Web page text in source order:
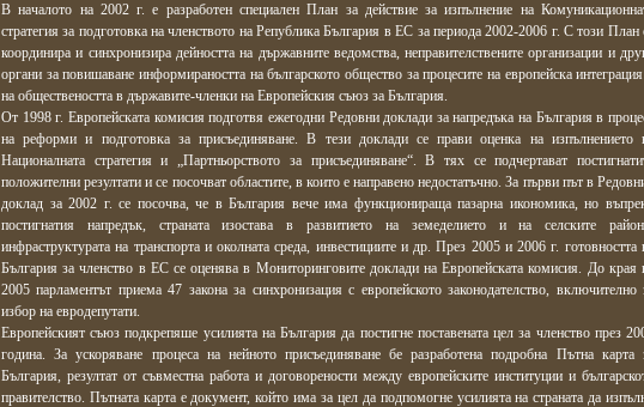
В началото на 2002 г. е разработен специален План за действие за изпълнение на
стратегия за подготовка на членството на Република България в ЕС за периода 2002-2006 г. С този План
координира и синхронизира дейността на държавните ведомства, неправителствените организации и
органи за повишаване информираността на българското общество за процесите на европейска
на обществеността в държавите-членки на Европейския съюз за България.
От 1998 г. Европейската комисия подготвя ежегодни Редовни доклади за напредъка на България в
на реформи и подготовка за присъединяване. В тези доклади се прави оценка на изпълнението
Националната стратегия и „Партньорството за присъединяване“. В тях се подчертават
положителни резултати и се посочват областите, в които е направено недостатъчно. За първи път в
доклад за 2002 г. се посочва, че в България вече има функционираща пазарна икономика, но
постигнатия напредък, страната изостава в развитието на земеделието и на селските
инфраструктурата на транспорта и околната среда, инвестициите и др. През 2005 и 2006 г. готовността
България за членство в ЕС се оценява в Мониторинговите доклади на Европейската комисия. До края
2005 парламентът приема 47 закона за синхронизация с европейското законодателство, включително
избор на евродепутати.
Европейският съюз подкрепяше усилията на България да постигне поставената цел за членство през
година. За ускоряване процеса на нейното присъединяване бе разработена подробна Пътна карта
България, резултат от съвместна работа и договорености между европейските институции и
правителство. Пътната карта е документ, който има за цел да подпомогне усилията на страната да